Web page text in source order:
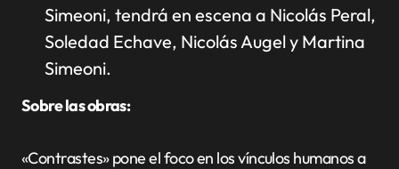
Simeoni, tendrá en escena a Nicolás Peral,
Soledad Echave, Nicolás Augel y Martina
Simeoni.
Sobre las obras:
«Contrastes» pone el foco en los vínculos humanos a